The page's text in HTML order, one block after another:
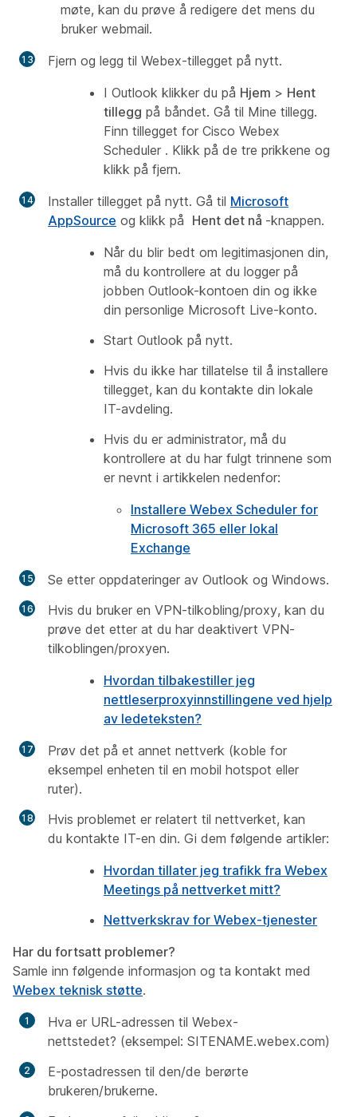
møte, kan du prøve å redigere det mens du
bruker webmail.
Fjern og legg til Webex-tillegget på nytt.
I Outlook klikker du på Hjem > Hent
tillegg på båndet. Gå til Mine tillegg.
Finn tillegget for Cisco Webex
Scheduler . Klikk på de tre prikkene og
klikk på fjern.
Installer tillegget på nytt. Gå til Microsoft
AppSource og klikk på Hent det nå -knappen.
Når du blir bedt om legitimasjonen din,
må du kontrollere at du logger på
jobben Outlook-kontoen din og ikke
din personlige Microsoft Live-konto.
Start Outlook på nytt.
Hvis du ikke har tillatelse til å installere
tillegget, kan du kontakte din lokale
IT-avdeling.
Hvis du er administrator, må du
kontrollere at du har fulgt trinnene som
er nevnt i artikkelen nedenfor:
Installere Webex Scheduler for
Microsoft 365 eller lokal
Exchange
Se etter oppdateringer av Outlook og Windows.
Hvis du bruker en VPN-tilkobling/proxy, kan du
prøve det etter at du har deaktivert VPN-
tilkoblingen/proxyen.
Hvordan tilbakestiller jeg
nettleserproxyinnstillingene ved hjelp
av ledeteksten?
Prøv det på et annet nettverk (koble for
eksempel enheten til en mobil hotspot eller
ruter).
Hvis problemet er relatert til nettverket, kan
du kontakte IT-en din. Gi dem følgende artikler:
Hvordan tillater jeg trafikk fra Webex
Meetings på nettverket mitt?
Nettverkskrav for Webex-tjenester
Har du fortsatt problemer?
Samle inn følgende informasjon og ta kontakt med
Webex teknisk støtte.
Hva er URL-adressen til Webex-
nettstedet? (eksempel: SITENAME.webex.com)
E-postadressen til den/de berørte
brukeren/brukerne.